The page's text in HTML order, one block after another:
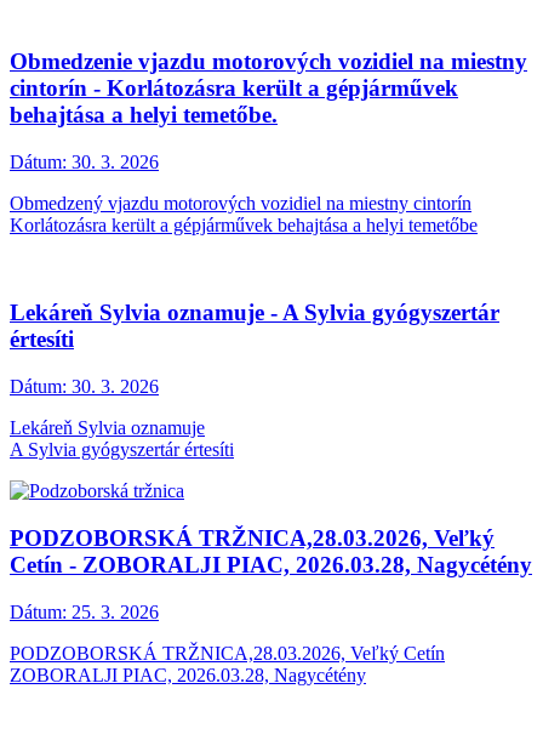
Obmedzenie vjazdu motorových vozidiel na miestny
cintorín - Korlátozásra került a gépjárművek
behajtása a helyi temetőbe.
Dátum: 30. 3. 2026
Obmedzený vjazdu motorových vozidiel na miestny cintorín
Korlátozásra került a gépjárművek behajtása a helyi temetőbe
Lekáreň Sylvia oznamuje - A Sylvia gyógyszertár
értesíti
Dátum: 30. 3. 2026
Lekáreň Sylvia oznamuje
A Sylvia gyógyszertár értesíti
PODZOBORSKÁ TRŽNICA,28.03.2026, Veľký
Cetín - ZOBORALJI PIAC, 2026.03.28, Nagycétény
Dátum: 25. 3. 2026
PODZOBORSKÁ TRŽNICA,28.03.2026, Veľký Cetín
ZOBORALJI PIAC, 2026.03.28, Nagycétény